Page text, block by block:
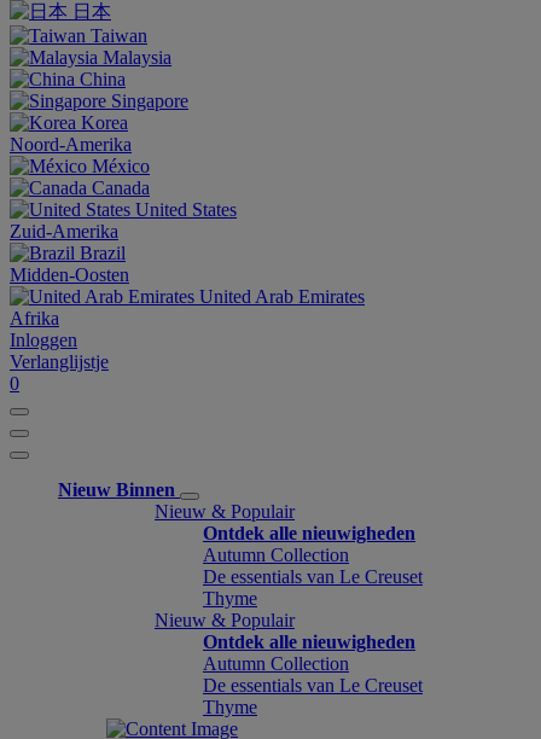
日本
Taiwan
Malaysia
China
Singapore
Korea
Noord-Amerika
México
Canada
United States
Zuid-Amerika
Brazil
Midden-Oosten
United Arab Emirates
Afrika
Inloggen
Verlanglijstje
0
Nieuw Binnen
Nieuw & Populair
Ontdek alle nieuwigheden
Autumn Collection
De essentials van Le Creuset
Thyme
Nieuw & Populair
Ontdek alle nieuwigheden
Autumn Collection
De essentials van Le Creuset
Thyme